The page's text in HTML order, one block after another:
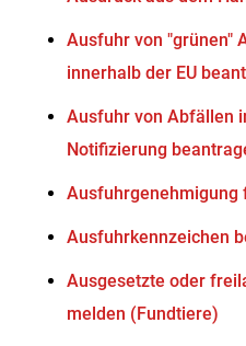
Ausfuhr von "grünen"
innerhalb der EU
Ausfuhr von Abfällen
Notifizierung
Ausfuhrgenehmigung
Ausfuhrkennzeichen
Ausgesetzte oder
melden (Fundtiere)